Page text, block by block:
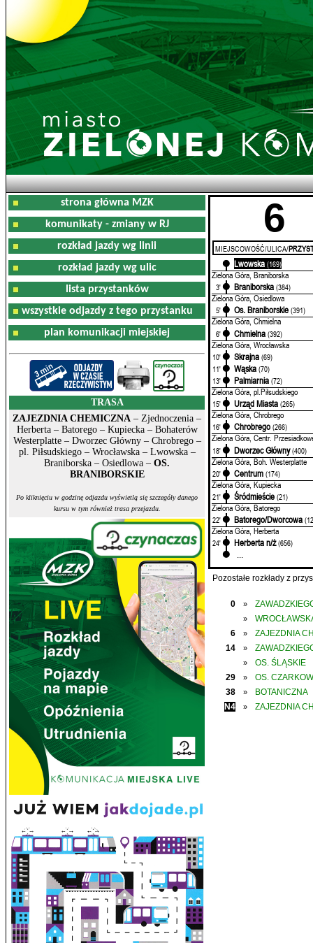
strona główna MZK
komunikaty - zmiany w RJ
rozkład jazdy wg linii
rozkład jazdy wg ulic
lista przystanków
wszystkie odjazdy z tego przystanku
plan komunikacji miejskiej
TRASA
ZAJEZDNIA CHEMICZNA – Zjednoczenia –
Herberta – Batorego – Kupiecka – Bohaterów
Westerplatte – Dworzec Główny – Chrobrego –
pl. Piłsudskiego – Wrocławska – Lwowska –
Braniborska – Osiedlowa – OS.
BRANIBORSKIE
Po kliknięciu w godzinę odjazdu wyświetlą się szczegóły danego
kursu w tym również trasa przejazdu.
6
MIEJSCOWOŚĆ/ULICA/
Lwowska (169)
Zielona Góra, Braniborska
3' Braniborska (384)
Zielona Góra, Osiedlowa
5' Os. Braniborskie (391)
Zielona Góra, Chmielna
6' Chmielna (392)
Zielona Góra, Wrocławska
10' Skrajna (69)
11'
Wąska (70)
13'
Palmiarnia (72)
Zielona Góra, pl.Piłsudskiego
15' Urząd Miasta (265)
Zielona Góra, Chrobrego
16' Chrobrego (266)
Zielona Góra, Centr.
18' Dworzec Główny (400)
Zielona Góra, Boh. Westerplatte
20' Centrum (174)
Zielona Góra, Kupiecka
21' Śródmieście (21)
Zielona Góra, Batorego
22' Batorego/Dworcowa
Zielona Góra, Herberta
24' Herberta n/ż (656)
...
Pozostałe rozkłady z
0 »
»
6
»
ZAJEZDNIA
14
»
»
OS. ŚLĄSKIE
29
»
OS.
38
»
BOTANICZNA
N4
» ZAJEZDNIA